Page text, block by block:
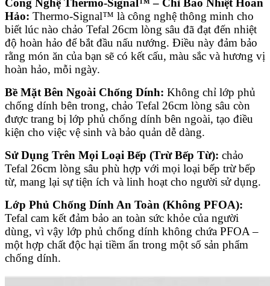
Hảo: Thermo-Signal™ là công nghệ thông minh cho
biết lúc nào chảo Tefal 26cm lòng sâu đã đạt đến nhiệt
độ hoàn hảo để bắt đầu nấu nướng. Điều này đảm bảo
rằng món ăn của bạn sẽ có kết cấu, màu sắc và hương vị
hoàn hảo, mỗi ngày.
Bề Mặt Bên Ngoài Chống Dính: Không chỉ lớp phủ
chống dính bên trong, chảo Tefal 26cm lòng sâu còn
được trang bị lớp phủ chống dính bên ngoài, tạo điều
kiện cho việc vệ sinh và bảo quản dễ dàng.
Sử Dụng Trên Mọi Loại Bếp (Trừ Bếp Từ): chảo
Tefal 26cm lòng sâu phù hợp với mọi loại bếp trừ bếp
từ, mang lại sự tiện ích và linh hoạt cho người sử dụng.
Lớp Phủ Chống Dính An Toàn (Không PFOA):
Tefal cam kết đảm bảo an toàn sức khỏe của người
dùng, vì vậy lớp phủ chống dính không chứa PFOA –
một hợp chất độc hại tiềm ẩn trong một số sản phẩm
chống dính.